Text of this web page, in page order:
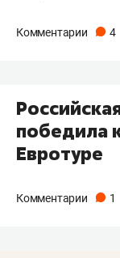
Комментарии 4
победила
Евротуре
Комментарии 1